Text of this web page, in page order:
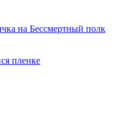
на Бессмертный полк
пленке